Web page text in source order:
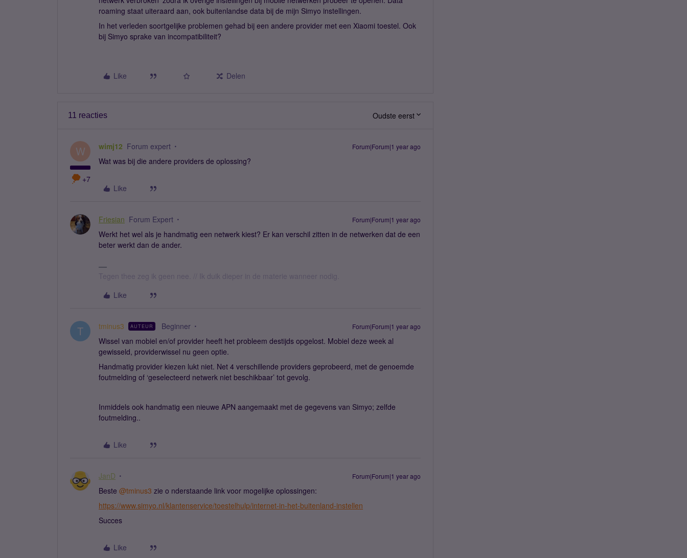
roaming staat uiteraard aan, ook buitenlandse data bij de mijn Simyo instellingen.
In het verleden soortgelijke problemen gehad bij een andere provider met een Xiaomi toestel. Ook
bij Simyo sprake van incompatibiliteit?
Like Delen
11 reacties Oudste eerst
W
+7
wimj12 Forum expert Forum|Forum|1 year ago
Wat was bij die andere providers de oplossing?
Like
Friesian Forum Expert Forum|Forum|1 year ago
Werkt het wel als je handmatig een netwerk kiest? Er kan verschil zitten in de netwerken dat de een
beter werkt dan de ander.
Tegen thee zeg ik geen nee. // Ik duik dieper in de materie wanneer nodig.
Like
T tminus3 AUTEUR Beginner Forum|Forum|1 year ago
Wissel van mobiel en/of provider heeft het probleem destijds opgelost. Mobiel deze week al
gewisseld, providerwissel nu geen optie.
Handmatig provider kiezen lukt niet. Net 4 verschillende providers geprobeerd, met de genoemde
foutmelding of ‘geselecteerd netwerk niet beschikbaar’ tot gevolg.
Inmiddels ook handmatig een nieuwe APN aangemaakt met de gegevens van Simyo; zelfde
foutmelding..
Like
JanD Forum|Forum|1 year ago
Beste ​ @tminus3 zie o nderstaande link voor mogelijke oplossingen:
https://www.simyo.nl/klantenservice/toestelhulp/internet-in-het-buitenland-instellen
Succes
Like